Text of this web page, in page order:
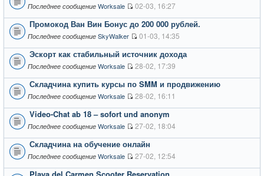
Последнее сообщение Worksale 02-03, 16:27
Промокод Ван Вин Бонус до 200 000 рублей.
Последнее сообщение SkyWalker 01-03, 14:35
Эскорт как стабильный источник дохода
Последнее сообщение Worksale 28-02, 17:39
Складчина купить курсы по SMM и продвижению
Последнее сообщение Worksale 28-02, 16:11
Video-Chat ab 18 – sofort und anonym
Последнее сообщение Worksale 27-02, 18:04
Складчина на обучение онлайн
Последнее сообщение Worksale 27-02, 12:54